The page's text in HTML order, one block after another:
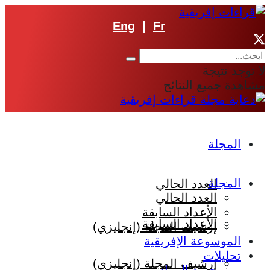
Eng Fr
لا توجد نتيجة
مشاهدة جميع النتائج
المجلة
العدد الحالي
الأعداد السابقة
إرشيف المجلة (إنجليزي)
المجلة
العدد الحالي
الأعداد السابقة
إرشيف المجلة (إنجليزي)
الموسوعة الإفريقية
تحليلات